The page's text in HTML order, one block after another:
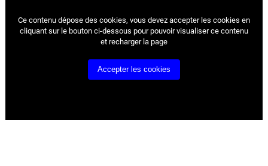
Ce contenu dépose des cookies, vous devez accepter les cookies en
cliquant sur le bouton ci-dessous pour pouvoir visualiser ce contenu
et recharger la page
Accepter les cookies